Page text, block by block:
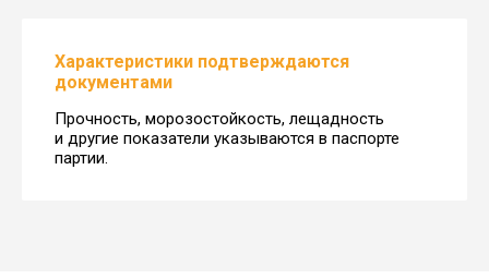
Характеристики подтверждаются
документами
Прочность, морозостойкость, лещадность
и другие показатели указываются в паспорте
партии.